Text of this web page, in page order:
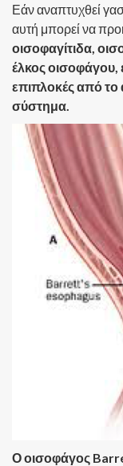
Εάν αναπτυχθεί
αυτή μπορεί να
οισοφαγίτιδα,
έλκος οισοφάγου,
επιπλοκές από το
σύστημα.
Ο οισοφάγος